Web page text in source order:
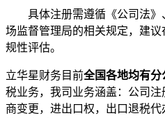
具体注册需遵循《公司法》
场监督管理局的相关规定，建
规性评估。
立华星财务目前全国各地均有
税业务，我司业务涵盖：公司
商变更，进出口权，出口退税